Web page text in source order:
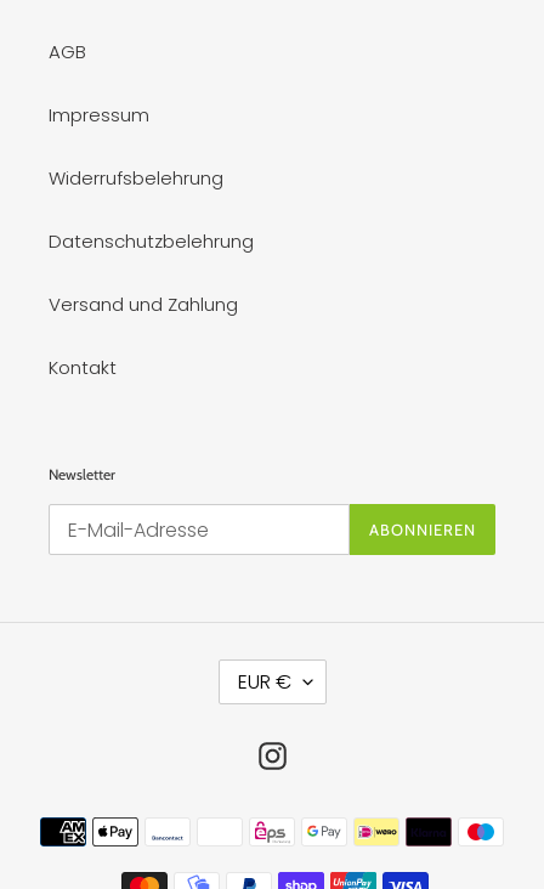
AGB
Impressum
Widerrufsbelehrung
Datenschutzbelehrung
Versand und Zahlung
Kontakt
Newsletter
ABONNIEREN
H
EUR €
Instagram
Zahlungsmethoden